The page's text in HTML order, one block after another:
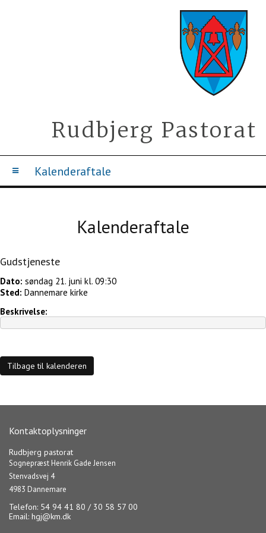
Rudbjerg Pastorat
Kalenderaftale
Kalenderaftale
Gudstjeneste
Dato: søndag 21. juni kl. 09:30
Sted: Dannemare kirke
Beskrivelse:
Tilbage til kalenderen
Kontaktoplysninger
Rudbjerg pastorat
Sognepræst Henrik Gade Jensen
Stenvadsvej 4
4983 Dannemare
Telefon: 54 94 41 80 / 30 58 57 00
Email: hgj@km.dk